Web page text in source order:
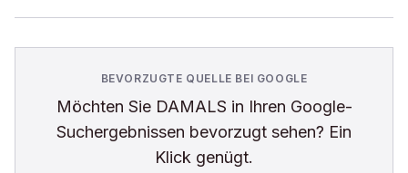
BEVORZUGTE QUELLE BEI GOOGLE
Möchten Sie DAMALS in Ihren Google-
Suchergebnissen bevorzugt sehen? Ein
Klick genügt.